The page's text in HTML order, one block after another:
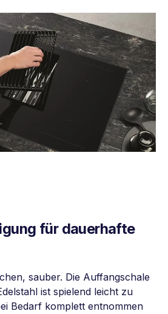
für dauerhafte
sauber. Die Auffangschale
ist spielend leicht zu
Bedarf komplett entnommen